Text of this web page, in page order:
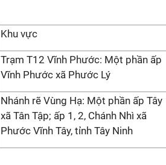
Khu vực
Trạm T12 Vĩnh Phước: Một phần ấp
Vĩnh Phước xã Phước Lý
Nhánh rẽ Vùng Hạ: Một phần ấp Tây
xã Tân Tập; ấp 1, 2, Chánh Nhì xã
Phước Vĩnh Tây, tỉnh Tây Ninh